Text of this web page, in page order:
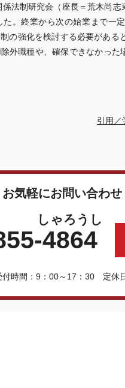
法制研究会（座長＝荒木尚
。終業から次の始業まで一
の強化を検討する必要があ
外職種や、確保できなかっ
引用／
お気軽にお問い合わ
4864
しゃろうし
付時間：9：00～17：30 定休